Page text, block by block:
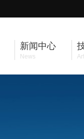
新闻中心
News